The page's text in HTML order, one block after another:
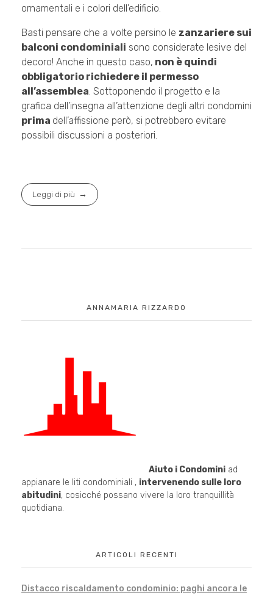
ornamentali e i colori dell’edificio.
Basti pensare che a volte persino le zanzariere sui
balconi condominiali sono considerate lesive del
decoro! Anche in questo caso, non è quindi
obbligatorio richiedere il permesso
all’assemblea. Sottoponendo il progetto e la
grafica dell’insegna all’attenzione degli altri condomini
prima dell’affissione però, si potrebbero evitare
possibili discussioni a posteriori.
Leggi di più
ANNAMARIA RIZZARDO
Aiuto i Condominiad
appianare le liti condominiali , intervenendo sulle loro
abitudini, cosicché possano vivere la loro tranquillità
quotidiana.
ARTICOLI RECENTI
Distacco riscaldamento condominio: paghi ancora le